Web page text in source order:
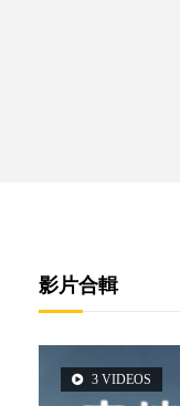
影片合輯
3 VIDEOS
2 VIDEOS
5 VIDEOS
6 VIDEOS
6 VIDEOS